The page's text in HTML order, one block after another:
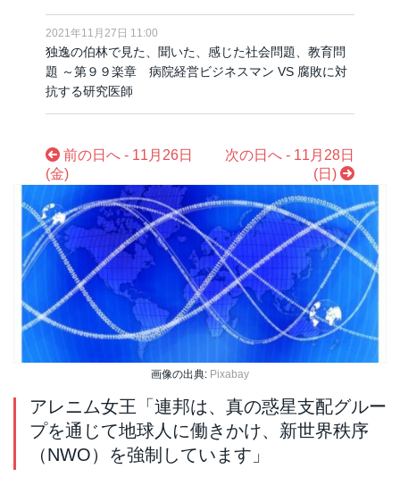
2021年11月27日 11:00
独逸の伯林で見た、聞いた、感じた社会問題、教育問
題 ～第９９楽章 病院経営ビジネスマン VS 腐敗に対
抗する研究医師
前の日へ - 11月26日
(金)
次の日へ - 11月28日
(日)
画像の出典: Pixabay
アレニム女王「連邦は、真の惑星支配グルー
プを通じて地球人に働きかけ、新世界秩序
（NWO）を強制しています」